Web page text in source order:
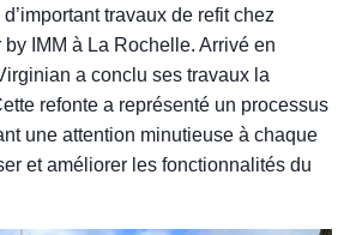
travaux de refit chez
IMM à La Rochelle. Arrivé en
a conclu ses travaux la
refonte a représenté un processus
une attention minutieuse à chaque
et améliorer les fonctionnalités du